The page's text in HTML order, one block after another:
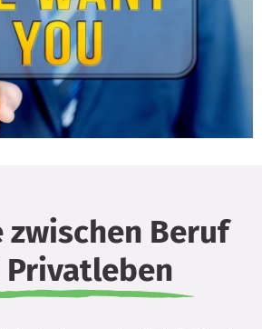
zwischen Beruf
Privatleben